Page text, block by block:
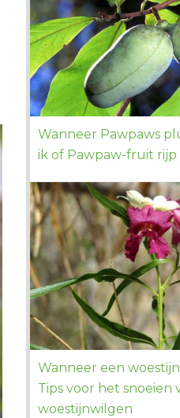
Wanneer Pawpaws
ik of Pawpaw-fruit rijp
Wanneer een
Tips voor het snoeien
woestijnwilgen